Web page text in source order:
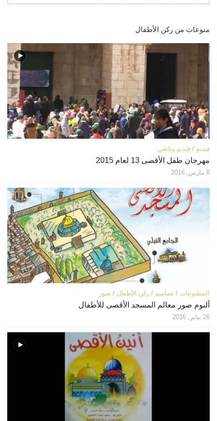
منوعات من ركن الأطفال
فيديو / فيديو وثائقي
مهرجان طفل الأقصى 13 لعام 2015
8 مارس, 2016
المطبوعات / تصاميم / ركن الأطفال / صور
ألبوم صور معالم المسجد الأقصى للأطفال
26 يناير, 2016